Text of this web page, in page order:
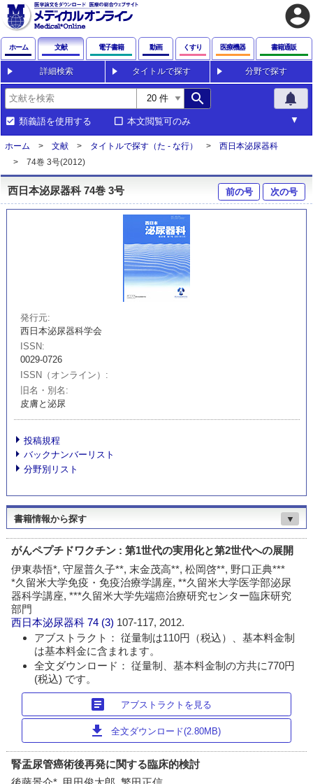
account_circle
ホーム 文献 電子書籍 動画 くすり 医療機器 書籍通販
詳細検索 タイトルで探す 分野で探す
search notifications
類義語を使用する 本文閲覧可のみ
ホーム 文献 タイトルで探す（た - な行）
西日本泌尿器科
74巻 3号(2012)
西日本泌尿器科 74巻 3号 前の号 次の号
発行元
西日本泌尿器科学会
ISSN
0029-0726
ISSN（オンライン）
旧名・別名
皮膚と泌尿
投稿規程
バックナンバーリスト
分野別リスト
書籍情報から探す ▼
がんペプチドワクチン : 第1世代の実用化と第2世代への展開
伊東恭悟*, 守屋普久子**, 末金茂高**, 松岡啓**, 野口正典***
*久留米大学免疫・免疫治療学講座, **久留米大学医学部泌尿
器科学講座, ***久留米大学先端癌治療研究センター臨床研究
部門
西日本泌尿器科 74 (3) 107-117, 2012.
アブストラクト： 従量制は110円（税込）、基本料金制
は基本料金に含まれます。
全文ダウンロード： 従量制、基本料金制の方共に770円
(税込) です。
article アブストラクトを見る
download 全文ダウンロード(2.80MB)
腎盂尿管癌術後再発に関する臨床的検討